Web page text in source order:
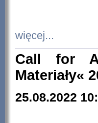
więcej...
Call for
Materiały«
25.08.2022